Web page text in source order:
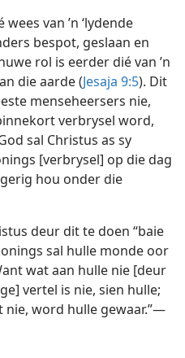
van ’n ‘lydende
bespot, geslaan en
rol is eerder dié van ’n
die aarde (Jesaja 9:5). Dit
menseheersers nie,
verbrysel word,
sal Christus as sy
[verbrysel] op die dag
hou onder die
deur dit te doen “baie
sal hulle monde oor
wat aan hulle nie [deur
vertel is nie, sien hulle;
word hulle gewaar.”—